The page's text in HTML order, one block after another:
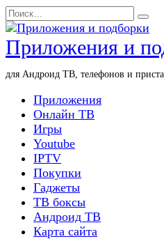
Перейти
к
содержанию
Search
for:
Приложения и
для Андроид ТВ, телефонов и
Приложения
Онлайн ТВ
Игры
Youtube
IPTV
Покупки
Гаджеты
ТВ боксы
Андроид ТВ
Карта сайта